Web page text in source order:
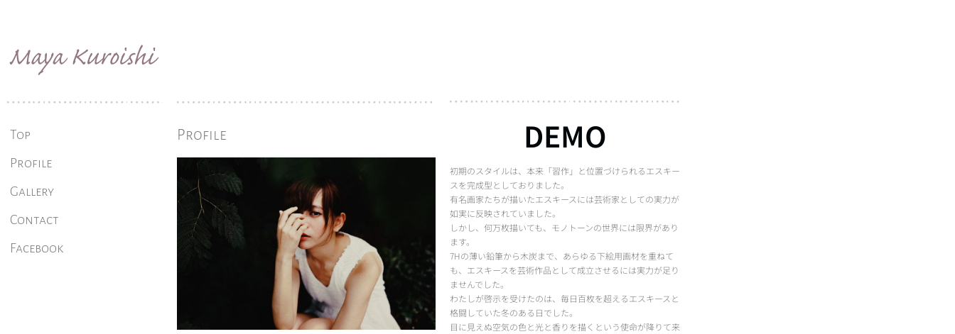
Top
Profile
Gallery
Contact
Facebook
Profile DEMO
初期のスタイルは、本来「習作」と位置づけられるエスキー
スを完成型としておりました。
有名画家たちが描いたエスキースには芸術家としての実力が
如実に反映されていました。
しかし、何万枚描いても、モノトーンの世界には限界があり
ます。
7Hの薄い鉛筆から木炭まで、あらゆる下絵用画材を重ねて
も、エスキースを芸術作品として成立させるには実力が足り
ませんでした。
わたしが啓示を受けたのは、毎日百枚を超えるエスキースと
格闘していた冬のある日でした。
目に見えぬ空気の色と光と香りを描くという使命が降りて来